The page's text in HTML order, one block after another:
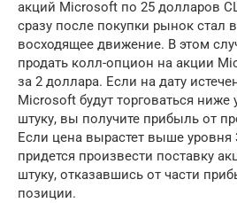
акций Microsoft по 25 долларов
сразу после покупки рынок стал
восходящее движение. В этом
продать колл-опцион на акции
за 2 доллара. Если на дату
Microsoft будут торговаться ниже
штуку, вы получите прибыль от
Если цена вырастет выше уровня
придется произвести поставку
штуку, отказавшись от части
позиции.